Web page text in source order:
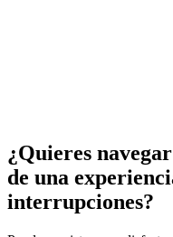
¿Quieres
de una
interrupciones?